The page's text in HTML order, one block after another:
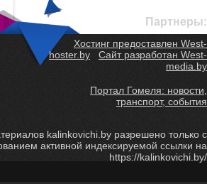
Партнеры:
Хостинг предоставлен West-
hoster.by
Сайт разработан West-
media.by
Портал Гомеля: новости,
транспорт, события
kalinkovichi.by разрешено только с
активной индексируемой ссылки на
https://kalinkovichi.by/